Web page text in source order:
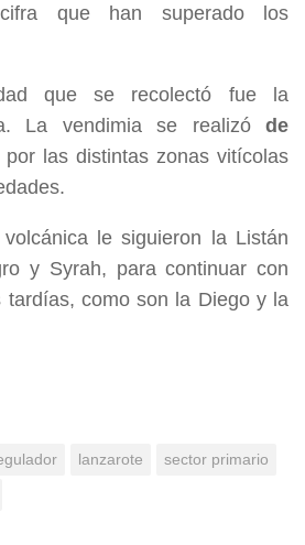
que han superado los
que se recolectó fue la
La vendimia se realizó de
por las distintas zonas vitícolas
le siguieron la Listán
y Syrah, para continuar con
tardías, como son la Diego y la
lanzarote
sector primario